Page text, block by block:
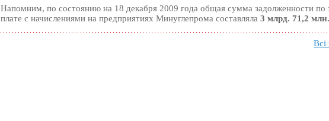
Напомним, по состоянию на 18 декабря 2009 года общая сумма задолженности по
плате с начислениями на предприятиях Минуглепрома составляла 3 млрд. 71,2
Всі